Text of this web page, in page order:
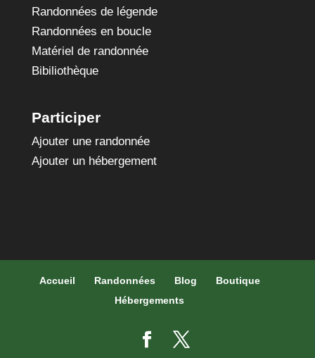
Randonnées de légende
Randonnées en boucle
Matériel de randonnée
Bibiliothèque
Participer
Ajouter une randonnée
Ajouter un hébergement
Accueil Randonnées Blog
Boutique
Hébergements